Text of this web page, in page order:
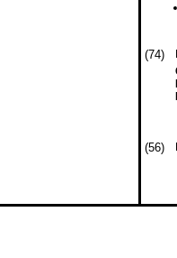
(74)
(56)